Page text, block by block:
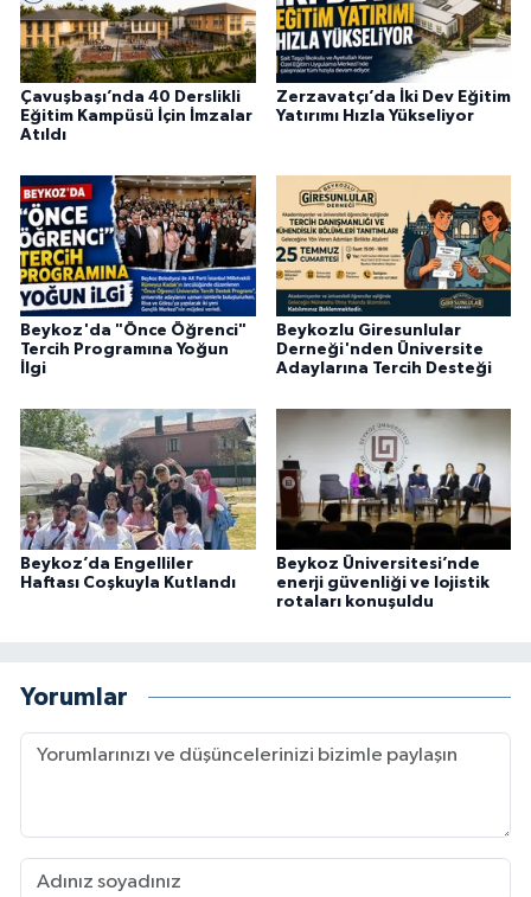
Çavuşbaşı’nda 40 Derslikli
Eğitim Kampüsü İçin İmzalar
Atıldı
Zerzavatçı’da İki Dev Eğitim
Yatırımı Hızla Yükseliyor
Beykoz'da "Önce Öğrenci"
Tercih Programına Yoğun
İlgi
Beykozlu Giresunlular
Derneği'nden Üniversite
Adaylarına Tercih Desteği
Beykoz’da Engelliler
Haftası Coşkuyla Kutlandı
Beykoz Üniversitesi’nde
enerji güvenliği ve lojistik
rotaları konuşuldu
Yorumlar